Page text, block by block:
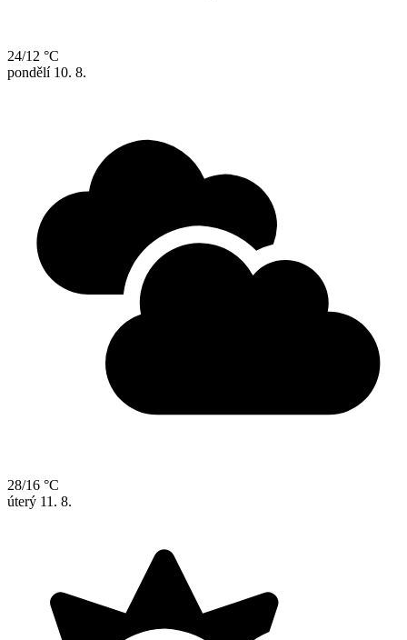
24/12 °C
pondělí 10. 8.
28/16 °C
úterý 11. 8.